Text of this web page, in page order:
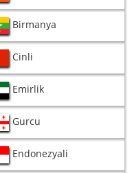
Birmanya
Cinli
Emirlik
Gurcu
Endonezyali